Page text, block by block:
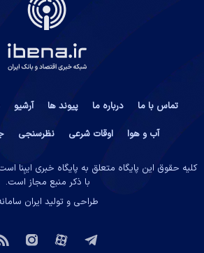
تماس با ما درباره ما پیوند ها آرشیو
آب و هوا
اوقات شرعی نظرسنجی
کلیه حقوق این پایگاه متعلق به پایگاه خبری ایبِنا
با ذکر منبع مجاز است.
طراحی و تولید ایران